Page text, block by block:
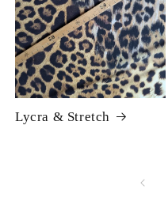
Lycra & Stretch